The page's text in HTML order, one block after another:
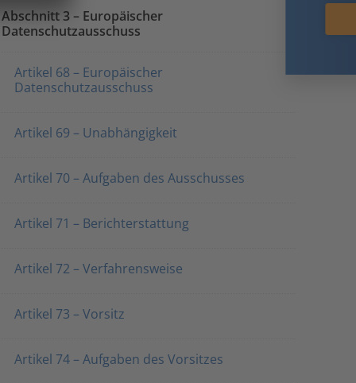
Abschnitt 3 – Europäischer
Datenschutzausschuss
Artikel 68 – Europäischer
Datenschutzausschuss
Artikel 69 – Unabhängigkeit
Artikel 70 – Aufgaben des Ausschusses
Artikel 71 – Berichterstattung
Artikel 72 – Verfahrensweise
Artikel 73 – Vorsitz
Artikel 74 – Aufgaben des Vorsitzes
Jetzt anmelden!